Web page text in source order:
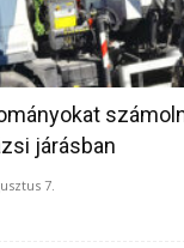
járásban
7.